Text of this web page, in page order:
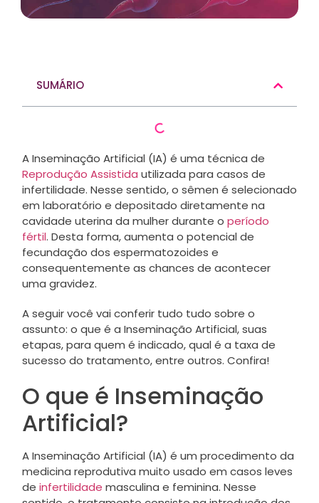
SUMÁRIO
A Inseminação Artificial (IA) é uma técnica de
Reprodução Assistida utilizada para casos de
infertilidade. Nesse sentido, o sêmen é selecionado
em laboratório e depositado diretamente na
cavidade uterina da mulher durante o período
fértil. Desta forma, aumenta o potencial de
fecundação dos espermatozoides e
consequentemente as chances de acontecer
uma gravidez.
A seguir você vai conferir tudo tudo sobre o
assunto: o que é a Inseminação Artificial, suas
etapas, para quem é indicado, qual é a taxa de
sucesso do tratamento, entre outros. Confira!
O que é Inseminação
Artificial?
A Inseminação Artificial (IA) é um procedimento da
medicina reprodutiva muito usado em casos leves
de infertilidade masculina e feminina. Nesse